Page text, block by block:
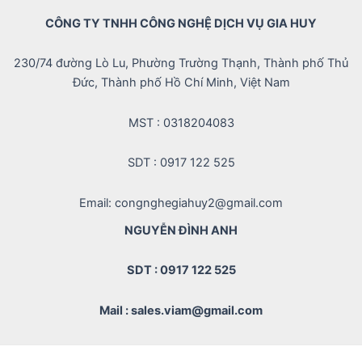
CÔNG TY TNHH CÔNG NGHỆ DỊCH VỤ GIA HUY
230/74 đường Lò Lu, Phường Trường Thạnh, Thành phố Thủ
Đức, Thành phố Hồ Chí Minh, Việt Nam
MST : 0318204083
SDT : 0917 122 525
Email: congnghegiahuy2@gmail.com
NGUYỄN ĐÌNH ANH
SDT : 0917 122 525
Mail : sales.viam@gmail.com